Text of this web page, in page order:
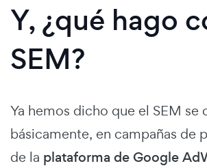
Y, ¿qué hago
SEM?
Ya hemos dicho que el SEM se
básicamente, en campañas de
de la plataforma de Google